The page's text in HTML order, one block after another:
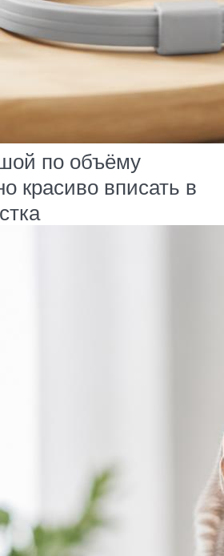
по объёму
красиво вписать в